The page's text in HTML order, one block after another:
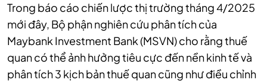
Trong báo cáo chiến lược thị trường tháng 4/2025
mới đây, Bộ phận nghiên cứu phân tích của
Maybank Investment Bank (MSVN) cho rằng thuế
quan có thể ảnh hưởng tiêu cực đến nền kinh tế và
phân tích 3 kịch bản thuế quan cũng như điều chỉnh